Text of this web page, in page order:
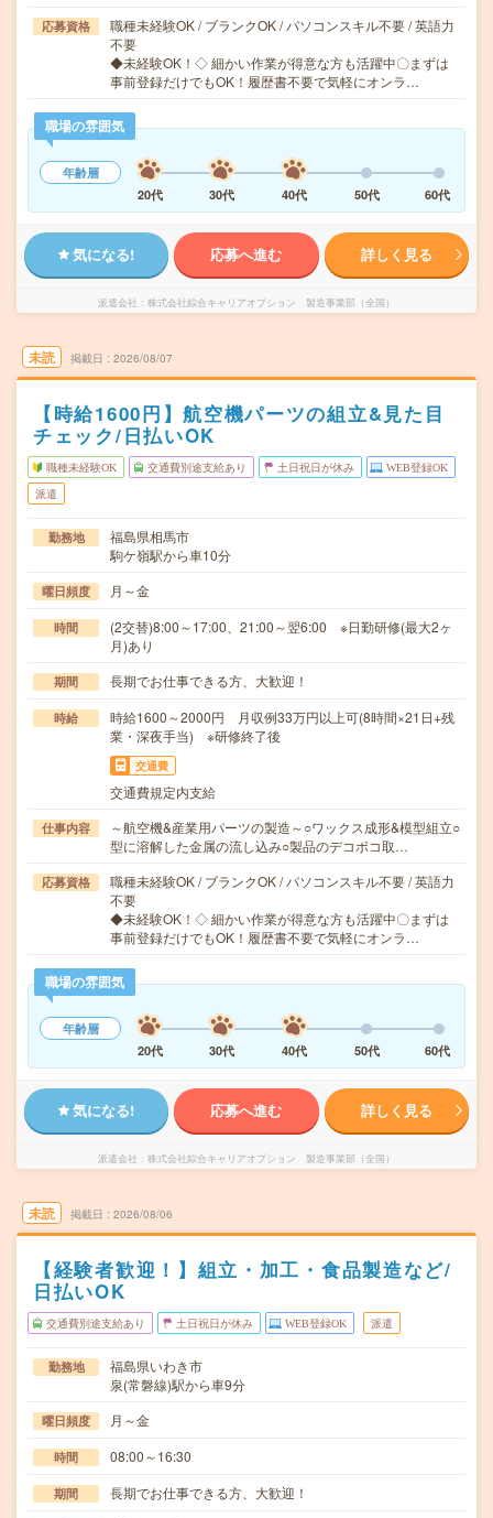
応募資格
職種未経験OK / ブランクOK / パソコンスキル不要 / 英語力
不要
◆未経験OK！◇ 細かい作業が得意な方も活躍中〇まずは
事前登録だけでもOK！履歴書不要で気軽にオンラ…
職場の雰囲気
年齢層
20代
30代 40代 50代 60代
気になる! 応募へ進む 詳しく見る
派遣会社 株式会社綜合キャリアオプション 製造事業部（全国）
未読 掲載日 2026/08/07
【時給1600円】航空機パーツの組立&見た目
チェック/日払いOK
職種未経験OK 交通費別途支給あり 土日祝日が休み WEB登録OK
派遣
勤務地
福島県相馬市
駒ケ嶺駅から車10分
曜日頻度 月～金
時間
(2交替)8:00～17:00、21:00～翌6:00 ※日勤研修(最大2ヶ
月)あり
期間 長期でお仕事できる方、大歓迎！
時給
時給1600～2000円 月収例33万円以上可(8時間×21日+残
業・深夜手当) ※研修終了後
交通費
交通費規定内支給
仕事内容
～航空機&産業用パーツの製造～○ワックス成形&模型組立○
型に溶解した金属の流し込み○製品のデコボコ取…
応募資格
職種未経験OK / ブランクOK / パソコンスキル不要 / 英語力
不要
◆未経験OK！◇ 細かい作業が得意な方も活躍中〇まずは
事前登録だけでもOK！履歴書不要で気軽にオンラ…
職場の雰囲気
年齢層
20代
30代 40代 50代 60代
気になる! 応募へ進む 詳しく見る
派遣会社 株式会社綜合キャリアオプション 製造事業部（全国）
未読 掲載日 2026/08/06
【経験者歓迎！】組立・加工・食品製造など/
日払いOK
交通費別途支給あり 土日祝日が休み WEB登録OK 派遣
勤務地
福島県いわき市
泉(常磐線)駅から車9分
曜日頻度 月～金
時間 08:00～16:30
期間 長期でお仕事できる方、大歓迎！